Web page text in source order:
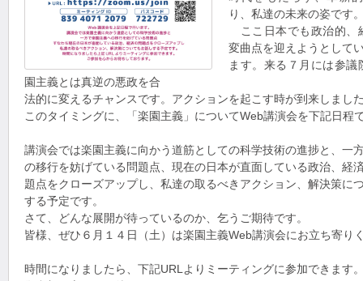
り、私達の未来の姿です
ここ日本でも政治的、
変曲点を迎えようとして
ます。来る７月には参
園主義とは真逆の悪政を合
法的に変えるチャンスです。アクションを起こす時が到来しまし
このタイミングに、「楽園主義」についてWeb講演会を下記日程
講演会では楽園主義に向かう道筋としての科学技術の進捗と、一
の移行を妨げている問題点、現在の日本が直面している政治、経
題点をクローズアップし、私達の取るべきアクション、解決策に
する予定です。
さて、どんな展開が待っているのか、乞うご期待です。
皆様、ぜひ６月１４日（土）は楽園主義Web講演会にお立ち寄り
時間になりましたら、下記URLよりミーティングに参加できます